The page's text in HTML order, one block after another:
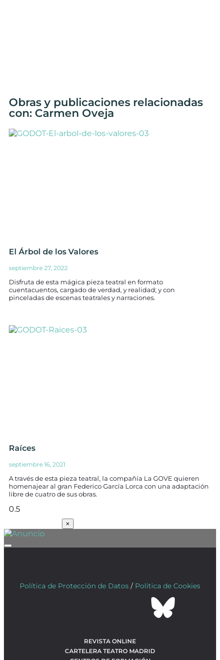
Obras y publicaciones relacionadas
con: Carmen Oveja
El Árbol de los Valores
septiembre 27, 2022
Disfruta de esta mágica pieza teatral en formato
cuentacuentos, cargado de verdad, y realidad; y con
pinceladas de escenas teatrales y narraciones.
Raíces
septiembre 16, 2021
A través de esta pieza teatral, la compañía La GOVE quieren
homenajear al gran Federico García Lorca con una adaptación
libre de cuatro de sus obras.
×
Política de Protección de Datos / Política de Cookies
REVISTA ONLINE
CARTELERA TEATRO MADRID